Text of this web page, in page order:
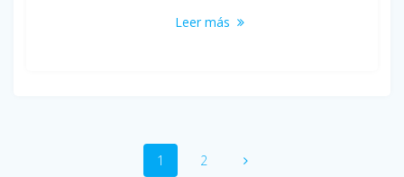
Leer más
1 2